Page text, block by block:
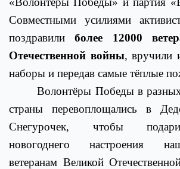
Совместными усилиями
поздравилиболее 12000
Отечественной войны, вручили
наборы и передав самые тёплые
Волонтёры Победы в
страны перевоплощались в
Снегурочек, чтобы
новогоднего настроения
ветеранам Великой